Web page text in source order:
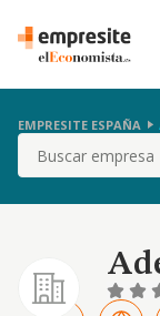
EMPRESITE ESPAÑA
Buscar